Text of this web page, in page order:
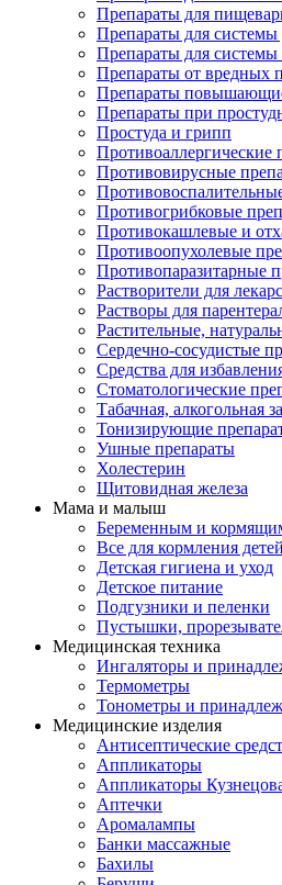
Препараты для
Препараты для
Препараты для
Препараты от вредных
Препараты
Препараты при
Простуда и грипп
Противоаллергические
Противовирусные
Противогрибковые
Противокашлевые и
Противоопухолевые
Противопаразитарные
Растворители для
Растворы для
Растительные,
Сердечно-сосудистые
Средства для
Стоматологические
Табачная, алкогольная
Тонизирующие
Ушные препараты
Холестерин
Щитовидная железа
Мама и малыш
Беременным и
Все для кормления детей
Детская гигиена и уход
Детское питание
Подгузники и пеленки
Пустышки,
Медицинская техника
Ингаляторы и
Термометры
Тонометры и
Медицинские изделия
Антисептические
Аппликаторы
Аппликаторы
Аптечки
Аромалампы
Банки массажные
Бахилы